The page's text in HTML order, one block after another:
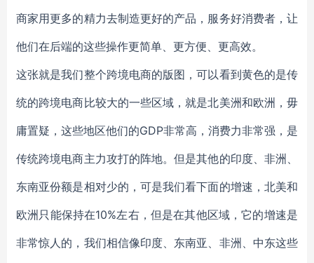
商家用更多的精力去制造更好的产品，服务好消费者，让
他们在后端的这些操作更简单、更方便、更高效。
这张就是我们整个跨境电商的版图，可以看到黄色的是传
统的跨境电商比较大的一些区域，就是北美洲和欧洲，毋
庸置疑，这些地区他们的GDP非常高，消费力非常强，是
传统跨境电商主力攻打的阵地。但是其他的印度、非洲、
东南亚份额是相对少的，可是我们看下面的增速，北美和
欧洲只能保持在10%左右，但是在其他区域，它的增速是
非常惊人的，我们相信像印度、东南亚、非洲、中东这些